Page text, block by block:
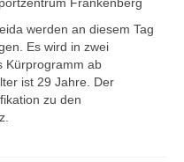
werden an diesem Tag
Es wird in zwei
Kürprogramm ab
ist 29 Jahre. Der
zu den